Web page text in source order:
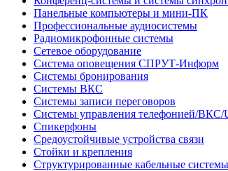
Панельные компьютеры и мини-ПК
Профессиональные аудиосистемы
Радиомикрофонные системы
Сетевое оборудование
Система оповещения СПРУТ-Информ
Системы бронирования
Системы ВКС
Системы записи переговоров
Системы управления телефонией/ВКС/
Спикерфоны
Средоустойчивые устройства связи
Стойки и крепления
Структурированные кабельные